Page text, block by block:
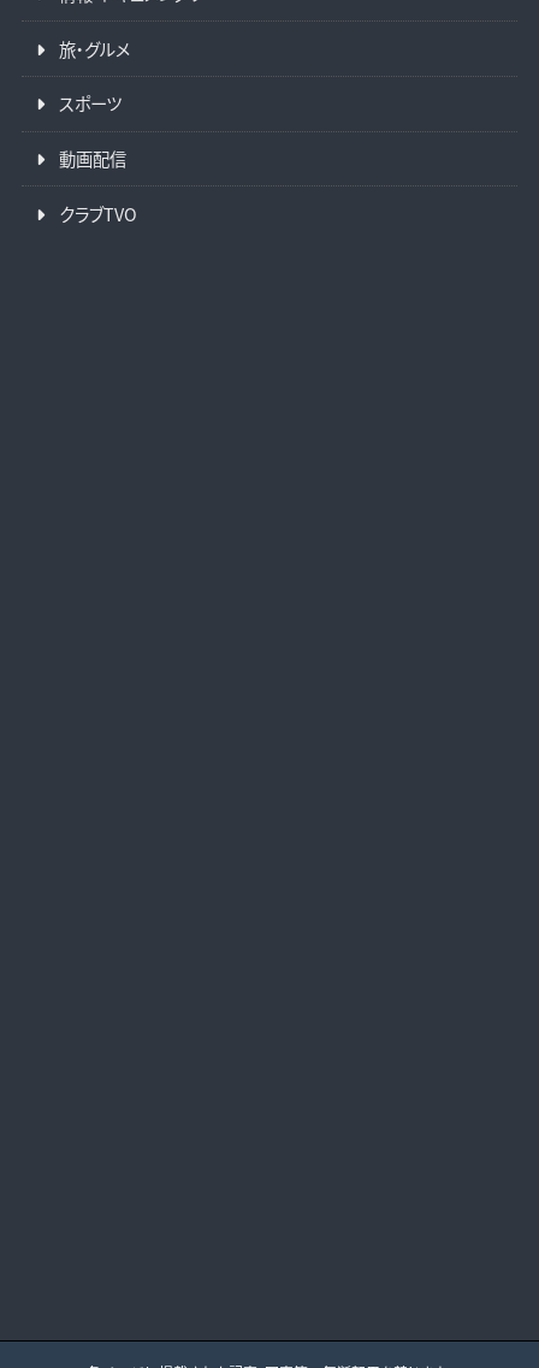
旅・グルメ
スポーツ
動画配信
クラブTVO